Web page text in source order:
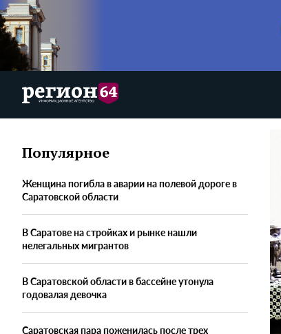
Популярное
Женщина погибла в аварии на полевой дороге в
Саратовской области
В Саратове на стройках и рынке нашли
нелегальных мигрантов
В Саратовской области в бассейне утонула
годовалая девочка
Саратовская пара поженилась после трех